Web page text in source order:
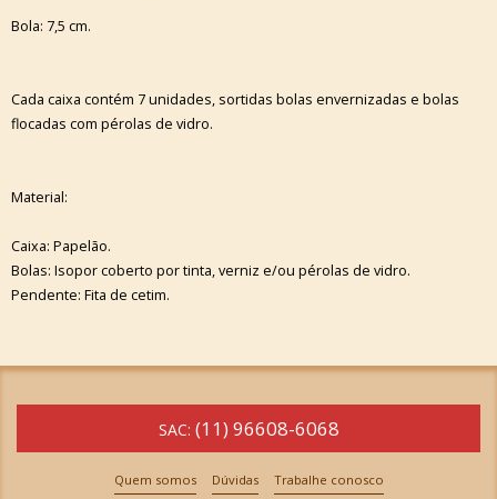
Bola: 7,5 cm.
Cada caixa contém 7 unidades, sortidas bolas envernizadas e bolas
flocadas com pérolas de vidro.
Material:
Caixa: Papelão.
Bolas: Isopor coberto por tinta, verniz e/ou pérolas de vidro.
Pendente: Fita de cetim.
SAC: (11) 96608-6068
Quem somos Dúvidas Trabalhe conosco